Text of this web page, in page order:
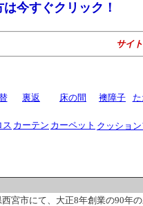
今すぐクリック！
サイ
裏返 床の間 襖障子
ス カーテン カーペット クッショ
宮市にて、大正8年創業の90年